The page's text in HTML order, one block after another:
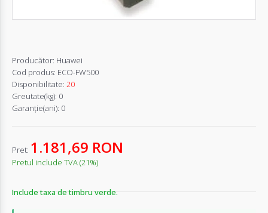
Producător: Huawei
Cod produs: ECO-FW500
Disponibilitate: 20
Greutate(kg): 0
Garanţie(ani): 0
Pret: 1.181,69 RON
Pretul include TVA (21%)
Include taxa de timbru verde.